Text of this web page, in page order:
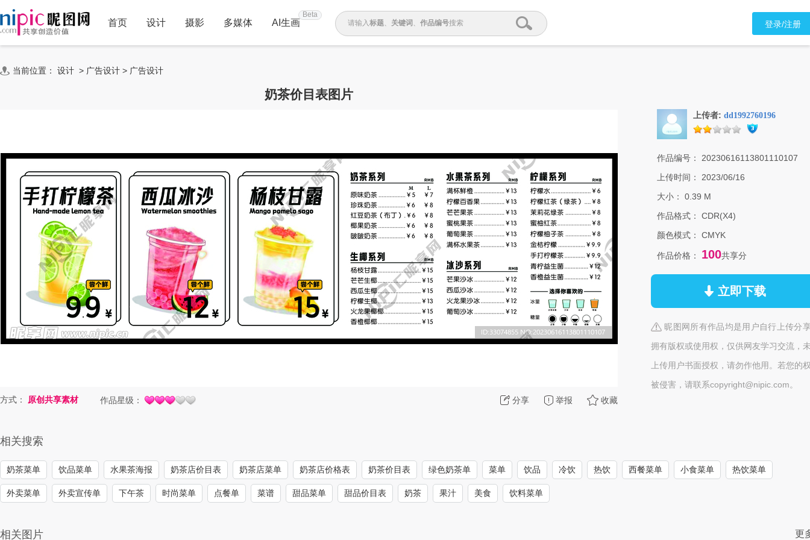
首页 设计 摄影 多媒体 AI生画
Beta
请输入标题、 关键词 、 作品编号搜索 登录/注册
当前位置： 设计 > 广告设计 > 广告设计
奶茶价目表图片
分享 举报 收藏
方式： 原创共享素材 作品星级：
上传者: dd1992760196
作品编号：
20230616113801110107
上传时间：
2023/06/16
大小：
0.39 M
作品格式：
CDR(X4)
颜色模式：
CMYK
作品价格： 100共享分
立即下载
昵图网所有作品均是用户自行上传分
拥有版权或使用权，仅供网友学习交流，
上传用户书面授权，请勿作他用。若您的
被侵害，请联系copyright@nipic.com。
相关搜索
奶茶菜单 饮品菜单 水果茶海报 奶茶店价目表 奶茶店菜单 奶茶店价格表 奶茶价目表 绿色奶茶单 菜单 饮品 冷饮 热饮 西餐菜单 小食菜单 热饮菜单
外卖菜单 外卖宣传单 下午茶 时尚菜单 点餐单 菜谱 甜品菜单 甜品价目表 奶茶 果汁 美食 饮料菜单
相关图片 更